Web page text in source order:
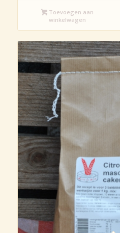
Toevoegen aan
winkelwagen